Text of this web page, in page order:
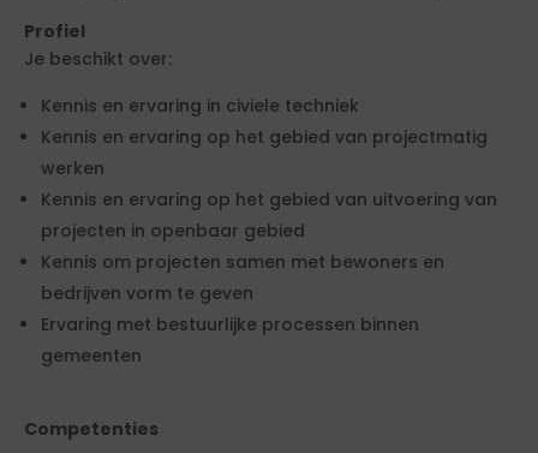
Profiel
Je beschikt over:
Kennis en ervaring in civiele techniek
Kennis en ervaring op het gebied van projectmatig
werken
Kennis en ervaring op het gebied van uitvoering van
projecten in openbaar gebied
Kennis om projecten samen met bewoners en
bedrijven vorm te geven
Ervaring met bestuurlijke processen binnen
gemeenten
Competenties